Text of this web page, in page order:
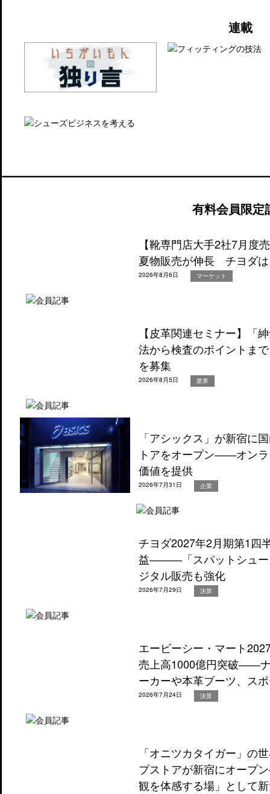
連載
有料会員限定
【靴専門店大手2社7月度
夏物販売が伸長 チヨダ
2026年8月6日 マーケット
【皮革関連セミナー】「
法から検査のポイントま
を募集
2026年8月5日 業界
「アシックス」が新宿に
トアをオープン――オン
価値を提供
2026年7月31日 企業
チヨダ2027年2月期第1四
益―――「スパットシュー
ジタル販売も強化
2026年7月29日 決算
エービーシー・マート
売上高1000億円突破――
ーカーや本革ブーツ、ス
2026年7月24日 決算
「オニツカタイガー」の
プストアが新宿にオープ
観を体感する場」として